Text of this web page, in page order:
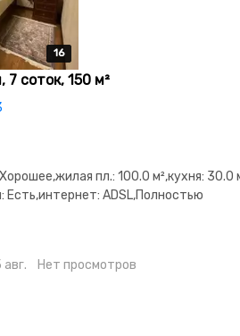
16
16
16
16
16
соток, 150 м²
пл.: 100.0 м²,кухня: 30.0
ADSL,Полностью
меблирована,потолки: 3.1,Решетки
авг. Нет просмотров